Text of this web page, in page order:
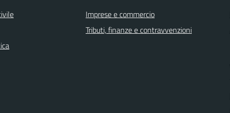
Imprese e commercio
Tributi, finanze e contravvenzioni